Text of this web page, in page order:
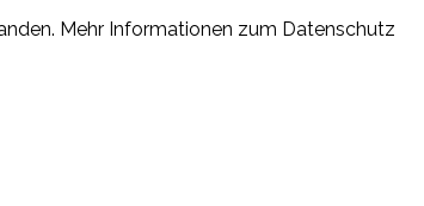
Mehr Informationen zum Datenschutz